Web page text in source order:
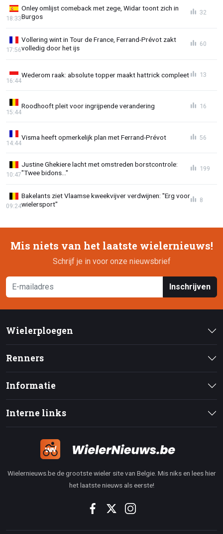
Onley omlijst comeback met zege, Widar toont zich in
Burgos
18:33
32
Vollering wint in Tour de France, Ferrand-Prévot zakt
volledig door het ijs
17:56
60
Wederom raak: absolute topper maakt hattrick compleet
16:44
13
Roodhooft pleit voor ingrijpende verandering
15:44
16
Visma heeft opmerkelijk plan met Ferrand-Prévot
14:44
56
Justine Ghekiere lacht met omstreden borstcontrole:
"Twee bidons..."
10:47
199
Bakelants ziet Vlaamse kweekvijver verdwijnen: "Erg voor
wielersport"
09:24
8
Mis niets van het laatste wielernieuws!
Schrijf je in voor onze nieuwsbrief
Inschrijven
Wielerploegen
Renners
Informatie
Interne links
Wielernieuws.be de grootste wieler site van Belgie. Mis niks en lees hier
het laatste nieuws als eerste!